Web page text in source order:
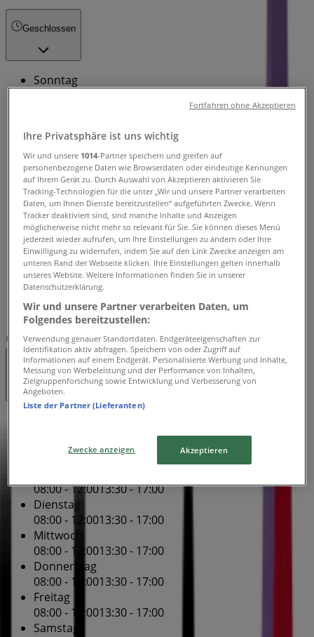
Geschlossen
Sonntag
Montag
08:00 - 12:00 13:30 - 17:00
Dienstag
08:00 - 12:0013:30 - 17:00
Mittwoch
08:00 - 12:0013:30 - 17:00
Donnerstag
08:00 - 12:0013:30 - 17:00
Freitag
08:00 - 12:0013:30 - 17:00
Samstag
Geschlossen
Karte
+41 58 280 76 88
Geschlossen
Geschlossen
08:00 - 12:0013:30 - 17:00
Dienstag
08:00 - 12:0013:30 - 17:00
Mittwoch
08:00 - 12:0013:30 - 17:00
Donnerstag
08:00 - 12:0013:30 - 17:00
Freitag
08:00 - 12:0013:30 - 17:00
Samstag
Ihre Privatsphäre ist uns wichtig
Wir und unsere 1014-Partner speichern und greifen auf
personenbezogene Daten wie Browserdaten oder eindeutige Kennungen
auf Ihrem Gerät zu. Durch Auswahl von Akzeptieren aktivieren Sie
Tracking-Technologien für die unter „Wir und unsere Partner verarbeiten
Daten, um Ihnen Dienste bereitzustellen“ aufgeführten Zwecke. Wenn
Tracker deaktiviert sind, sind manche Inhalte und Anzeigen
möglicherweise nicht mehr so relevant für Sie. Sie können dieses Menü
jederzeit wieder aufrufen, um Ihre Einstellungen zu ändern oder Ihre
Einwilligung zu widerrufen, indem Sie auf den Link Zwecke anzeigen am
unteren Rand der Webseite klicken. Ihre Einstellungen gelten innerhalb
unseres Website. Weitere Informationen finden Sie in unserer
Datenschutzerklärung.
Wir und unsere Partner verarbeiten Daten, um
Folgendes bereitzustellen:
Verwendung genauer Standortdaten. Endgeräteeigenschaften zur
Identifikation aktiv abfragen. Speichern von oder Zugriff auf
Informationen auf einem Endgerät. Personalisierte Werbung und Inhalte,
Messung von Werbeleistung und der Performance von Inhalten,
Zielgruppenforschung sowie Entwicklung und Verbesserung von
Angeboten.
Liste der Partner (Lieferanten)
Zwecke anzeigen Akzeptieren
Fortfahren ohne Akzeptieren